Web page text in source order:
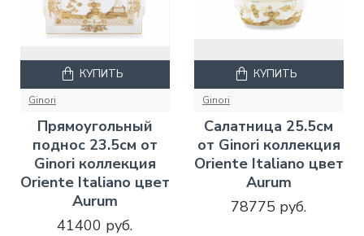
Ginori
Прямоугольный
поднос 23.5см от
Ginori коллекция
Oriente Italiano цвет
Aurum
41400 руб.
КУПИТЬ
Ginori
Салатница 25.5см
от Ginori коллекция
Oriente Italiano цвет
Aurum
78775 руб.
КУПИТЬ